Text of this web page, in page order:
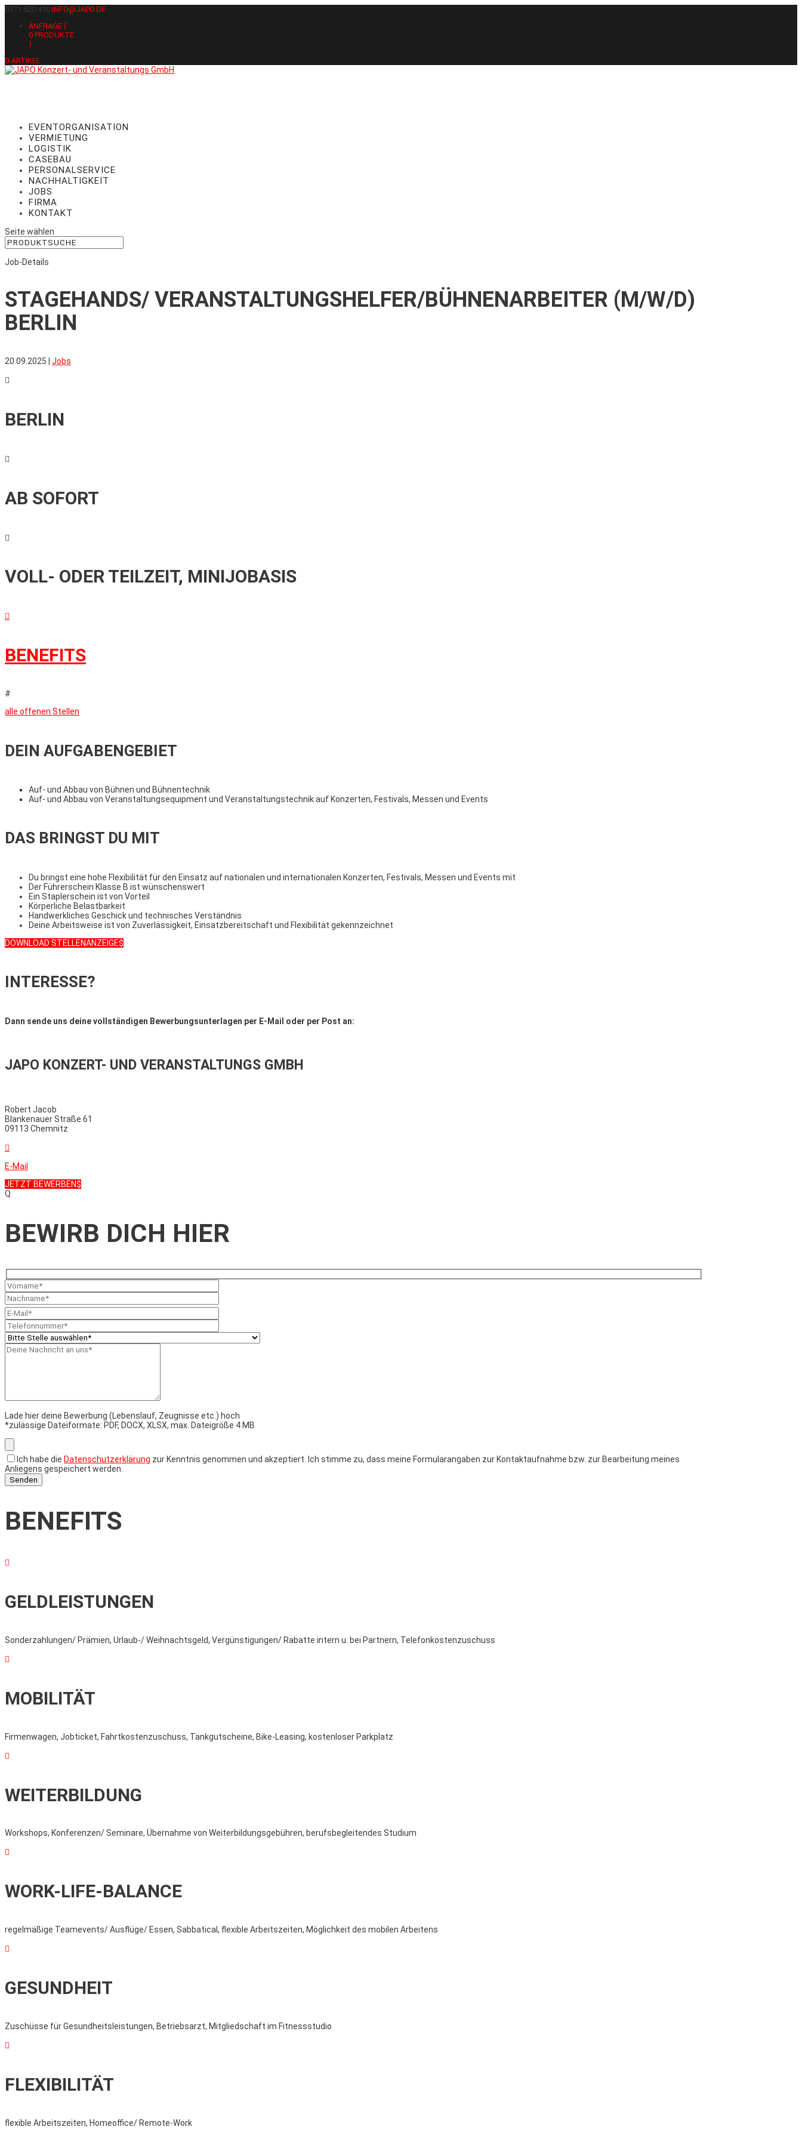
0371 520 410 INFO@JAPO.DE
ANFRAGE (
0 PRODUKTE
)
0-ARTIKEL
EVENTORGANISATION
VERMIETUNG
LOGISTIK
CASEBAU
PERSONALSERVICE
NACHHALTIGKEIT
JOBS
FIRMA
KONTAKT
Seite wählen
Job-Details
STAGEHANDS/ VERANSTALTUNGSHELFER/BÜHNENARBEITER (M/W/D)
BERLIN
20.09.2025
Jobs

BERLIN

AB SOFORT

VOLL- ODER TEILZEIT, MINIJOBASIS

BENEFITS
#
alle offenen Stellen
DEIN AUFGABENGEBIET
Auf- und Abbau von Bühnen und Bühnentechnik
Auf- und Abbau von Veranstaltungsequipment und Veranstaltungstechnik auf Konzerten, Festivals, Messen und Events
DAS BRINGST DU MIT
Du bringst eine hohe Flexibilität für den Einsatz auf nationalen und internationalen Konzerten, Festivals, Messen und Events mit
Der Führerschein Klasse B ist wünschenswert
Ein Staplerschein ist von Vorteil
Körperliche Belastbarkeit
Handwerkliches Geschick und technisches Verständnis
Deine Arbeitsweise ist von Zuverlässigkeit, Einsatzbereitschaft und Flexibilität gekennzeichnet
DOWNLOAD STELLENANZEIGE
INTERESSE?
Dann sende uns deine vollständigen Bewerbungsunterlagen per E-Mail oder per Post an:
JAPO KONZERT- UND VERANSTALTUNGS GMBH
Robert Jacob
Blankenauer Straße 61
09113 Chemnitz

E-Mail
JETZT BEWERBEN
Q
BEWIRB DICH HIER
Bitte
lasse
dieses
Feld
leer.
Bitte
lasse
dieses
Feld
leer.
Lade hier deine Bewerbung (Lebenslauf, Zeugnisse etc.) hoch
*zulässige Dateiformate: PDF, DOCX, XLSX, max. Dateigröße 4 MB
Ich habe die Datenschutzerklärung zur Kenntnis genommen und akzeptiert. Ich stimme zu, dass meine Formularangaben zur Kontaktaufnahme bzw. zur Bearbeitung meines
Anliegens gespeichert werden.
BENEFITS

GELDLEISTUNGEN
Sonderzahlungen/ Prämien, Urlaub-/ Weihnachtsgeld, Vergünstigungen/ Rabatte intern u. bei Partnern, Telefonkostenzuschuss

MOBILITÄT
Firmenwagen, Jobticket, Fahrtkostenzuschuss, Tankgutscheine, Bike-Leasing, kostenloser Parkplatz

WEITERBILDUNG
Workshops, Konferenzen/ Seminare, Übernahme von Weiterbildungsgebühren, berufsbegleitendes Studium

WORK-LIFE-BALANCE
regelmäßige Teamevents/ Ausflüge/ Essen, Sabbatical, flexible Arbeitszeiten, Möglichkeit des mobilen Arbeitens

GESUNDHEIT
Zuschüsse für Gesundheitsleistungen, Betriebsarzt, Mitgliedschaft im Fitnessstudio

FLEXIBILITÄT
flexible Arbeitszeiten, Homeoffice/ Remote-Work